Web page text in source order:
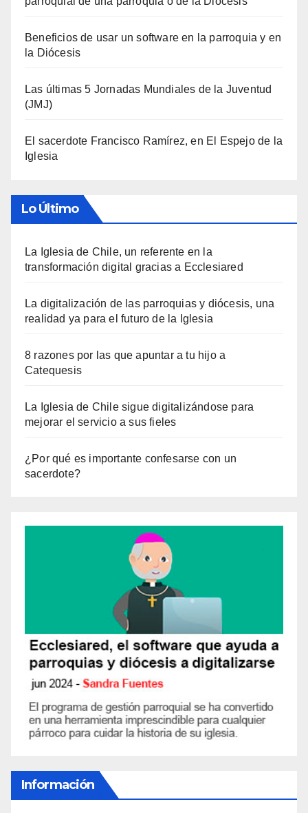
Beneficios de usar un software en la parroquia y en
la Diócesis
Las últimas 5 Jornadas Mundiales de la Juventud
(JMJ)
El sacerdote Francisco Ramírez, en El Espejo de la
Iglesia
Lo Último
La Iglesia de Chile, un referente en la
transformación digital gracias a Ecclesiared
La digitalización de las parroquias y diócesis, una
realidad ya para el futuro de la Iglesia
8 razones por las que apuntar a tu hijo a
Catequesis
La Iglesia de Chile sigue digitalizándose para
mejorar el servicio a sus fieles
¿Por qué es importante confesarse con un
sacerdote?
Información